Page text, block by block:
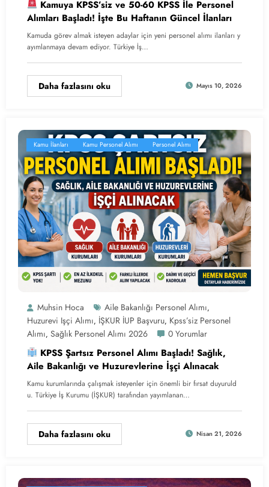
Kamuya KPSS’siz ve 50-60 KPSS İle Personel
Alımları Başladı! İşte Bu Haftanın Güncel İlanları
Kamuda görev almak isteyen adaylar için yeni personel alımı ilanları y
ayımlanmaya devam ediyor. Türkiye İş…
Daha fazlasını oku Mayıs 10, 2026
Kamu İlanları Kamu Personel Alımı Personel Alımı
Muhsin Hoca Aile Bakanlığı Personel Alımı,
Huzurevi Işçi Alımı, İŞKUR İUP Başvuru, Kpss’siz Personel
Alımı, Sağlık Personel Alımı 2026 0 Yorumlar
KPSS Şartsız Personel Alımı Başladı! Sağlık,
Aile Bakanlığı ve Huzurevlerine İşçi Alınacak
Kamu kurumlarında çalışmak isteyenler için önemli bir fırsat duyuruld
u. Türkiye İş Kurumu (İŞKUR) tarafından yayımlanan…
Daha fazlasını oku Nisan 21, 2026